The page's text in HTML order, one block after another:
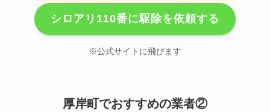
シロアリ110番に駆除を依頼する
※公式サイトに飛びます
厚岸町でおすすめの業者②